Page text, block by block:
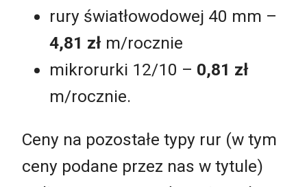
rury światłowodowej 40 mm –
4,81 zł m/rocznie
mikrorurki 12/10 – 0,81 zł
m/rocznie.
Ceny na pozostałe typy rur (w tym
ceny podane przez nas w tytule)